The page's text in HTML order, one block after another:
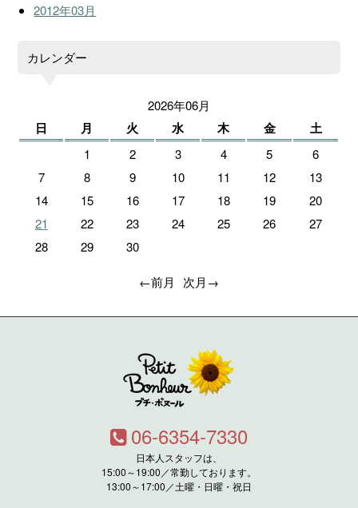
2012年03月
カレンダー
2026年06月
日 月 火 水 木 金 土
1 2 3 4 5
6
7
8 9 10 11 12
13
14
15 16 17 18 19
20
21
22 23 24 25 26
27
28
29 30
←前月 次月→
06-6354-7330
日本人スタッフは、
15:00～19:00／常勤しております。
13:00～17:00／土曜・日曜・祝日